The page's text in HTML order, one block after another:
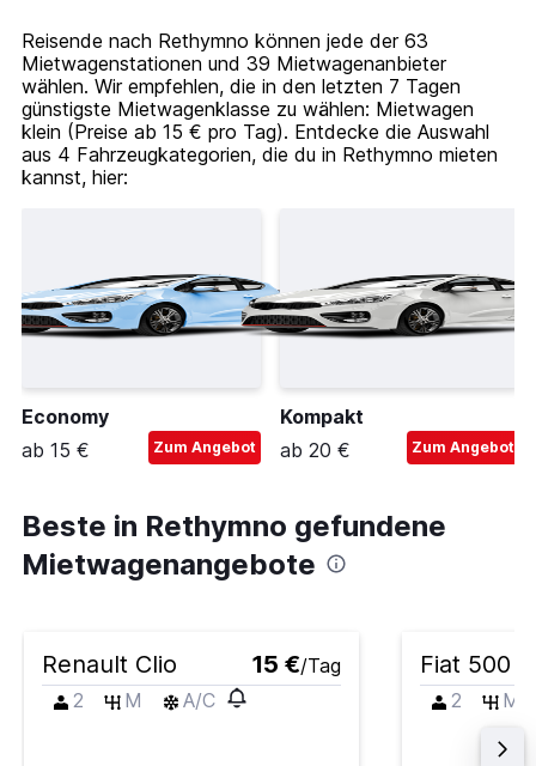
Reisende nach Rethymno können jede der 63
Mietwagenstationen und 39 Mietwagenanbieter
wählen. Wir empfehlen, die in den letzten 7 Tagen
günstigste Mietwagenklasse zu wählen: Mietwagen
klein (Preise ab 15 € pro Tag). Entdecke die Auswahl
aus 4 Fahrzeugkategorien, die du in Rethymno mieten
kannst, hier:
Economy
ab 15 €
Zum Angebot
Kompakt
ab 20 €
Zum Angebot
Beste in Rethymno gefundene
Mietwagenangebote
Renault Clio 15 €/Tag
2
M A/C
Fiat 500
2 M